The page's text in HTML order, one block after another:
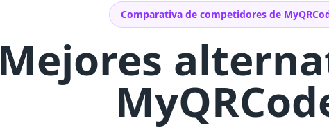
Comparativa de competidores de
Mejores